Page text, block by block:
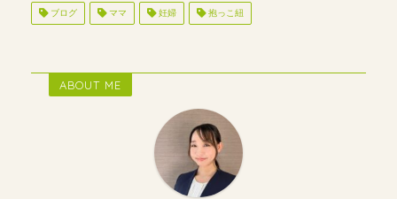
ブログ ママ 妊婦 抱っこ紐
ABOUT ME